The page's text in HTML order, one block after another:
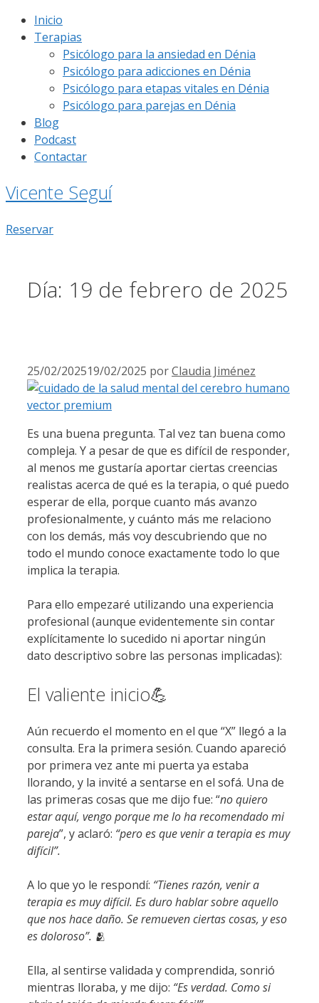
Inicio
Terapias
Psicólogo para la ansiedad en Dénia
Psicólogo para adicciones en Dénia
Psicólogo para etapas vitales en Dénia
Psicólogo para parejas en Dénia
Blog
Podcast
Contactar
Vicente Seguí
Reservar
Día: 19 de febrero de 2025
25/02/202519/02/2025 porClaudia Jiménez
Es una buena pregunta. Tal vez tan buena como
compleja. Y a pesar de que es difícil de responder,
al menos me gustaría aportar ciertas creencias
realistas acerca de qué es la terapia, o qué puedo
esperar de ella, porque cuanto más avanzo
profesionalmente, y cuánto más me relaciono
con los demás, más voy descubriendo que no
todo el mundo conoce exactamente todo lo que
implica la terapia.
Para ello empezaré utilizando una experiencia
profesional (aunque evidentemente sin contar
explícitamente lo sucedido ni aportar ningún
dato descriptivo sobre las personas implicadas):
El valiente inicio💪
Aún recuerdo el momento en el que “X” llegó a la
consulta. Era la primera sesión. Cuando apareció
por primera vez ante mi puerta ya estaba
llorando, y la invité a sentarse en el sofá. Una de
las primeras cosas que me dijo fue: “no quiero
estar aquí, vengo porque me lo ha recomendado mi
pareja”, y aclaró: “pero es que venir a terapia es muy
difícil”.
A lo que yo le respondí: “Tienes razón, venir a
terapia es muy difícil. Es duro hablar sobre aquello
que nos hace daño. Se remueven ciertas cosas, y eso
es doloroso”. 🫂
Ella, al sentirse validada y comprendida, sonrió
mientras lloraba, y me dijo: “Es verdad. Como si